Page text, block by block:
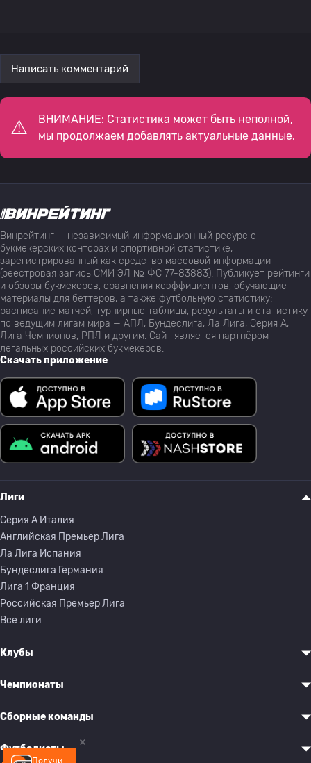
Написать комментарий
ВНИМАНИЕ: Статистика может быть неполной,
мы продолжаем добавлять актуальные данные.
Получи
Винрейтинг — независимый информационный ресурс о
букмекерских конторах и спортивной статистике,
зарегистрированный как средство массовой информации
(реестровая запись СМИ ЭЛ № ФС 77-83883). Публикует рейтинги
и обзоры букмекеров, сравнения коэффициентов, обучающие
материалы для беттеров, а также футбольную статистику:
расписание матчей, турнирные таблицы, результаты и статистику
по ведущим лигам мира — АПЛ, Бундеслига, Ла Лига, Серия А,
Лига Чемпионов, РПЛ и другим. Сайт является партнёром
легальных российских букмекеров.
Скачать приложение
Лиги
Серия A Италия
Английская Премьер Лига
Ла Лига Испания
Бундеслига Германия
Лига 1 Франция
Российская Премьер Лига
Все лиги
Клубы
Чемпионаты
Сборные команды
Футболисты